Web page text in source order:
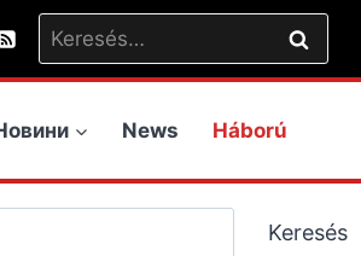
Keresés:
News Háború
Keresés